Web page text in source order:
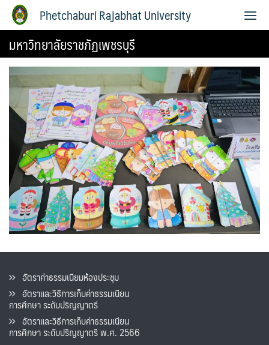
Phetchaburi Rajabhat University
มหาวิทยาลัยราชภัฏเพชรบุรี
อัตราค่าธรรมเนียมห้องประชุม
อัตราและวิธีการเก็บค่าธรรมเนียน
การศึกษา ระดับปริญญาตรี
อัตราและวิธีการเก็บค่าธรรมเนียน
การศึกษา ระดับปริญญาตรี พ.ศ. 2566